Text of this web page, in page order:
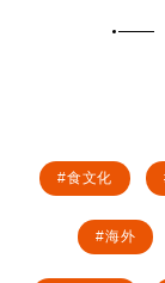
食文化
海外